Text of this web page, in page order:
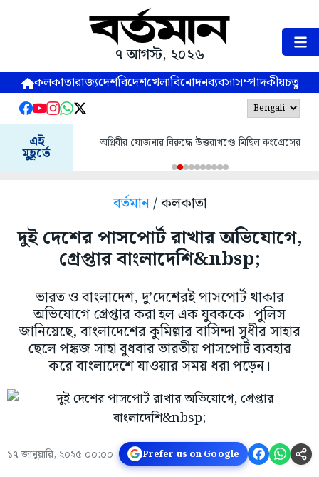
৭ আগস্ট, ২০২৬
কলকাতারাজ্যদেশবিদেশখেলাবিনোদনব্যবসাসম্পাদকীয়
এই
মুহূর্তে
অগ্নিবীর যোজনার বিরুদ্ধে উত্তরাখণ্ডে মিছিল কংগ্রেসের
বর্তমান/ কলকাতা
দুই দেশের পাসপোর্ট রাখার অভিযোগে,
গ্রেপ্তার বাংলাদেশি&nbsp;
ভারত ও বাংলাদেশ, দু’দেশেরই পাসপোর্ট থাকার
অভিযোগে গ্রেপ্তার করা হল এক যুবককে। পুলিস
জানিয়েছে, বাংলাদেশের কুমিল্লার বাসিন্দা সুধীর সাহার
ছেলে পঙ্কজ সাহা বুধবার ভারতীয় পাসপোর্ট ব্যবহার
করে বাংলাদেশে যাওয়ার সময় ধরা পড়েন।
১৭ জানুয়ারি, ২০২৫ ০০:০০ Prefer us on Google